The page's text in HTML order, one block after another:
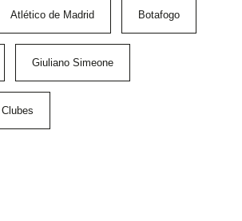
Atlético de Madrid Botafogo
Giuliano Simeone